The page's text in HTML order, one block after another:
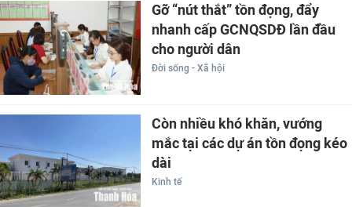
Gỡ “nút thắt” tồn đọng, đẩy
nhanh cấp GCNQSDĐ lần đầu
cho người dân
Đời sống - Xã hội
Còn nhiều khó khăn, vướng
mắc tại các dự án tồn đọng kéo
dài
Kinh tế